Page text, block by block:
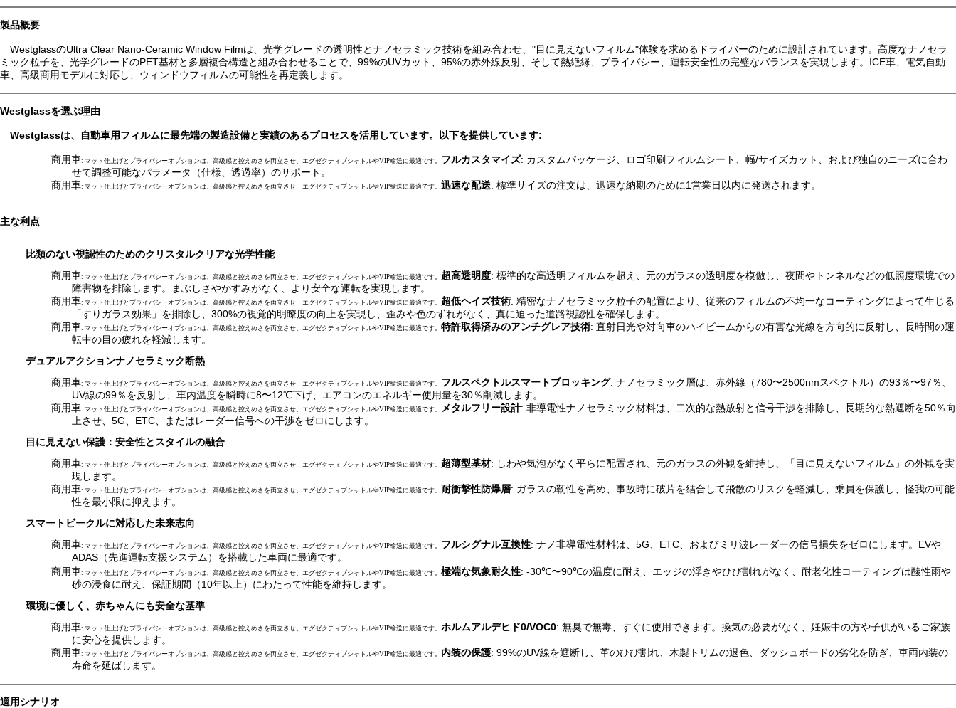
製品概要
WestglassのUltra Clear Nano-Ceramic Window Filmは、光学グレードの透明性とナノセラミック技術を組み合わせ、"目に見えないフィルム"体験を求めるドライバーのために設計されています。高度なナノセラ
ミック粒子を、光学グレードのPET基材と多層複合構造と組み合わせることで、99%のUVカット、95%の赤外線反射、そして熱絶縁、プライバシー、運転安全性の完璧なバランスを実現します。ICE車、電気自動
車、高級商用モデルに対応し、ウィンドウフィルムの可能性を再定義します。
Westglassを選ぶ理由
Westglassは、自動車用フィルムに最先端の製造設備と実績のあるプロセスを活用しています。以下を提供しています:
商用車: マット仕上げとプライバシーオプションは、高級感と控えめさを両立させ、エグゼクティブシャトルやVIP輸送に最適です。 フルカスタマイズ: カスタムパッケージ、ロゴ印刷フィルムシート、幅/サイズカット、および独自のニーズに合わ
せて調整可能なパラメータ（仕様、透過率）のサポート。
商用車: マット仕上げとプライバシーオプションは、高級感と控えめさを両立させ、エグゼクティブシャトルやVIP輸送に最適です。 迅速な配送: 標準サイズの注文は、迅速な納期のために1営業日以内に発送されます。
主な利点
比類のない視認性のためのクリスタルクリアな光学性能
商用車: マット仕上げとプライバシーオプションは、高級感と控えめさを両立させ、エグゼクティブシャトルやVIP輸送に最適です。 超高透明度: 標準的な高透明フィルムを超え、元のガラスの透明度を模倣し、夜間やトンネルなどの低照度環境での
障害物を排除します。まぶしさやかすみがなく、より安全な運転を実現します。
商用車: マット仕上げとプライバシーオプションは、高級感と控えめさを両立させ、エグゼクティブシャトルやVIP輸送に最適です。 超低ヘイズ技術: 精密なナノセラミック粒子の配置により、従来のフィルムの不均一なコーティングによって生じる
「すりガラス効果」を排除し、300%の視覚的明瞭度の向上を実現し、歪みや色のずれがなく、真に迫った道路視認性を確保します。
商用車: マット仕上げとプライバシーオプションは、高級感と控えめさを両立させ、エグゼクティブシャトルやVIP輸送に最適です。 特許取得済みのアンチグレア技術: 直射日光や対向車のハイビームからの有害な光線を方向的に反射し、長時間の運
転中の目の疲れを軽減します。
デュアルアクションナノセラミック断熱
商用車: マット仕上げとプライバシーオプションは、高級感と控えめさを両立させ、エグゼクティブシャトルやVIP輸送に最適です。 フルスペクトルスマートブロッキング: ナノセラミック層は、赤外線（780〜2500nmスペクトル）の93％〜97％、
UV線の99％を反射し、車内温度を瞬時に8〜12℃下げ、エアコンのエネルギー使用量を30％削減します。
商用車: マット仕上げとプライバシーオプションは、高級感と控えめさを両立させ、エグゼクティブシャトルやVIP輸送に最適です。 メタルフリー設計: 非導電性ナノセラミック材料は、二次的な熱放射と信号干渉を排除し、長期的な熱遮断を50％向
上させ、5G、ETC、またはレーダー信号への干渉をゼロにします。
目に見えない保護：安全性とスタイルの融合
商用車: マット仕上げとプライバシーオプションは、高級感と控えめさを両立させ、エグゼクティブシャトルやVIP輸送に最適です。 超薄型基材: しわや気泡がなく平らに配置され、元のガラスの外観を維持し、「目に見えないフィルム」の外観を実
現します。
商用車: マット仕上げとプライバシーオプションは、高級感と控えめさを両立させ、エグゼクティブシャトルやVIP輸送に最適です。 耐衝撃性防爆層: ガラスの靭性を高め、事故時に破片を結合して飛散のリスクを軽減し、乗員を保護し、怪我の可能
性を最小限に抑えます。
スマートビークルに対応した未来志向
商用車: マット仕上げとプライバシーオプションは、高級感と控えめさを両立させ、エグゼクティブシャトルやVIP輸送に最適です。 フルシグナル互換性: ナノ非導電性材料は、5G、ETC、およびミリ波レーダーの信号損失をゼロにします。EVや
ADAS（先進運転支援システム）を搭載した車両に最適です。
商用車: マット仕上げとプライバシーオプションは、高級感と控えめさを両立させ、エグゼクティブシャトルやVIP輸送に最適です。 極端な気象耐久性: -30℃〜90℃の温度に耐え、エッジの浮きやひび割れがなく、耐老化性コーティングは酸性雨や
砂の浸食に耐え、保証期間（10年以上）にわたって性能を維持します。
環境に優しく、赤ちゃんにも安全な基準
商用車: マット仕上げとプライバシーオプションは、高級感と控えめさを両立させ、エグゼクティブシャトルやVIP輸送に最適です。 ホルムアルデヒド0/VOC0: 無臭で無毒、すぐに使用できます。換気の必要がなく、妊娠中の方や子供がいるご家族
に安心を提供します。
商用車: マット仕上げとプライバシーオプションは、高級感と控えめさを両立させ、エグゼクティブシャトルやVIP輸送に最適です。 内装の保護: 99%のUV線を遮断し、革のひび割れ、木製トリムの退色、ダッシュボードの劣化を防ぎ、車両内装の
寿命を延ばします。
適用シナリオ